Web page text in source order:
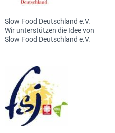
Slow Food Deutschland e.V.
Wir unterstützen die Idee von
Slow Food Deutschland e.V.